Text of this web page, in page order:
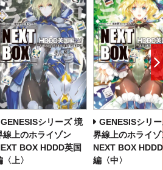
GENESISシリーズ 境
線上のホライゾン
BOX HDDD英国
〈上〉
GENESISシリ
界線上のホライゾ
NEXT BOX
編〈中〉